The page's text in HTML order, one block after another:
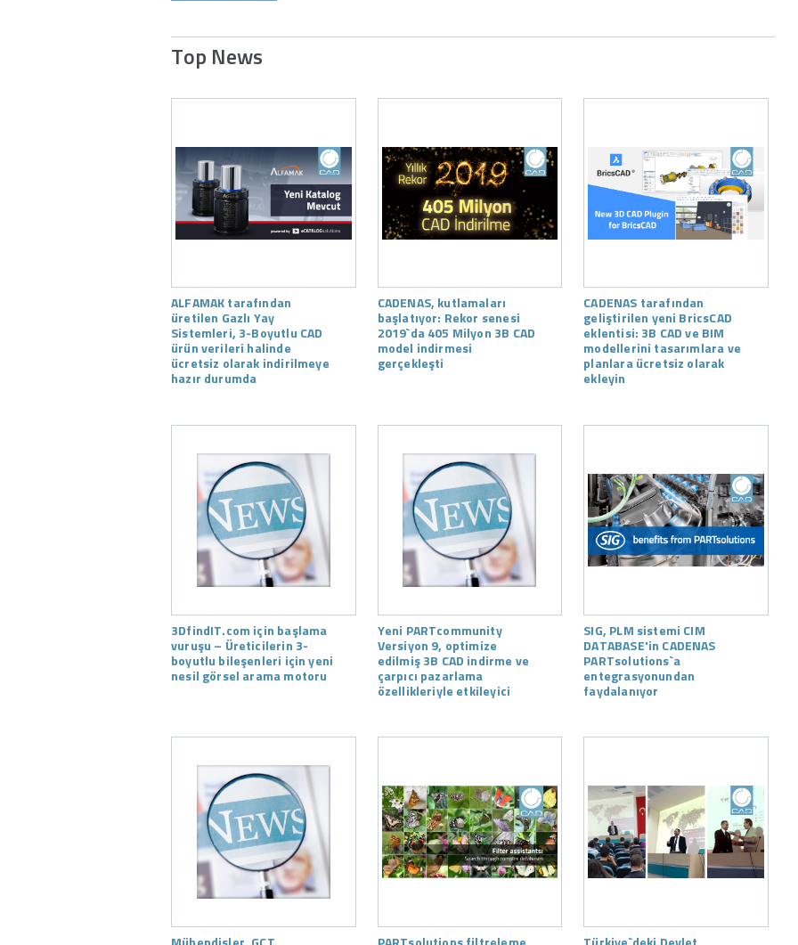
Top News
ALFAMAK tarafından
üretilen Gazlı Yay
Sistemleri, 3-Boyutlu CAD
ürün verileri halinde
ücretsiz olarak indirilmeye
hazır durumda
CADENAS, kutlamaları
başlatıyor: Rekor senesi
2019`da 405 Milyon 3B CAD
model indirmesi
gerçekleşti
CADENAS tarafından
geliştirilen yeni BricsCAD
eklentisi: 3B CAD ve BIM
modellerini tasarımlara ve
planlara ücretsiz olarak
ekleyin
3DfindIT.com için başlama
vuruşu – Üreticilerin 3-
boyutlu bileşenleri için yeni
nesil görsel arama motoru
Yeni PARTcommunity
Versiyon 9, optimize
edilmiş 3B CAD indirme ve
çarpıcı pazarlama
özellikleriyle etkileyici
SIG, PLM sistemi CIM
DATABASE'in CADENAS
PARTsolutions`a
entegrasyonundan
faydalanıyor
Mühendisler, GCT PARTsolutions filtreleme Türkiye`deki Devlet